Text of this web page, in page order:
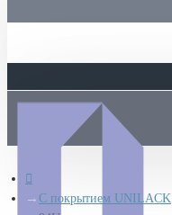
С покрытием UNILACK